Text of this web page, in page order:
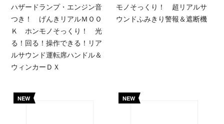
ハザードランプ・エンジン音
つき！ げんきリアルＭＯＯ
Ｋ ホンモノそっくり！ 光
る！回る！操作できる！リア
ルサウンド運転席ハンドル＆
ウィンカーＤＸ
モノそっくり！ 超リアルサ
ウンドふみきり警報＆遮断機
NEW NEW